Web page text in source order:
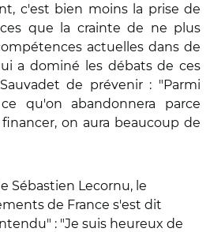
c'est bien moins la prise de
que la crainte de ne plus
actuelles dans de
a dominé les débats de ces
de prévenir : "Parmi
qu'on abandonnera parce
on aura beaucoup de
Sébastien Lecornu, le
de France s'est dit
: "Je suis heureux de